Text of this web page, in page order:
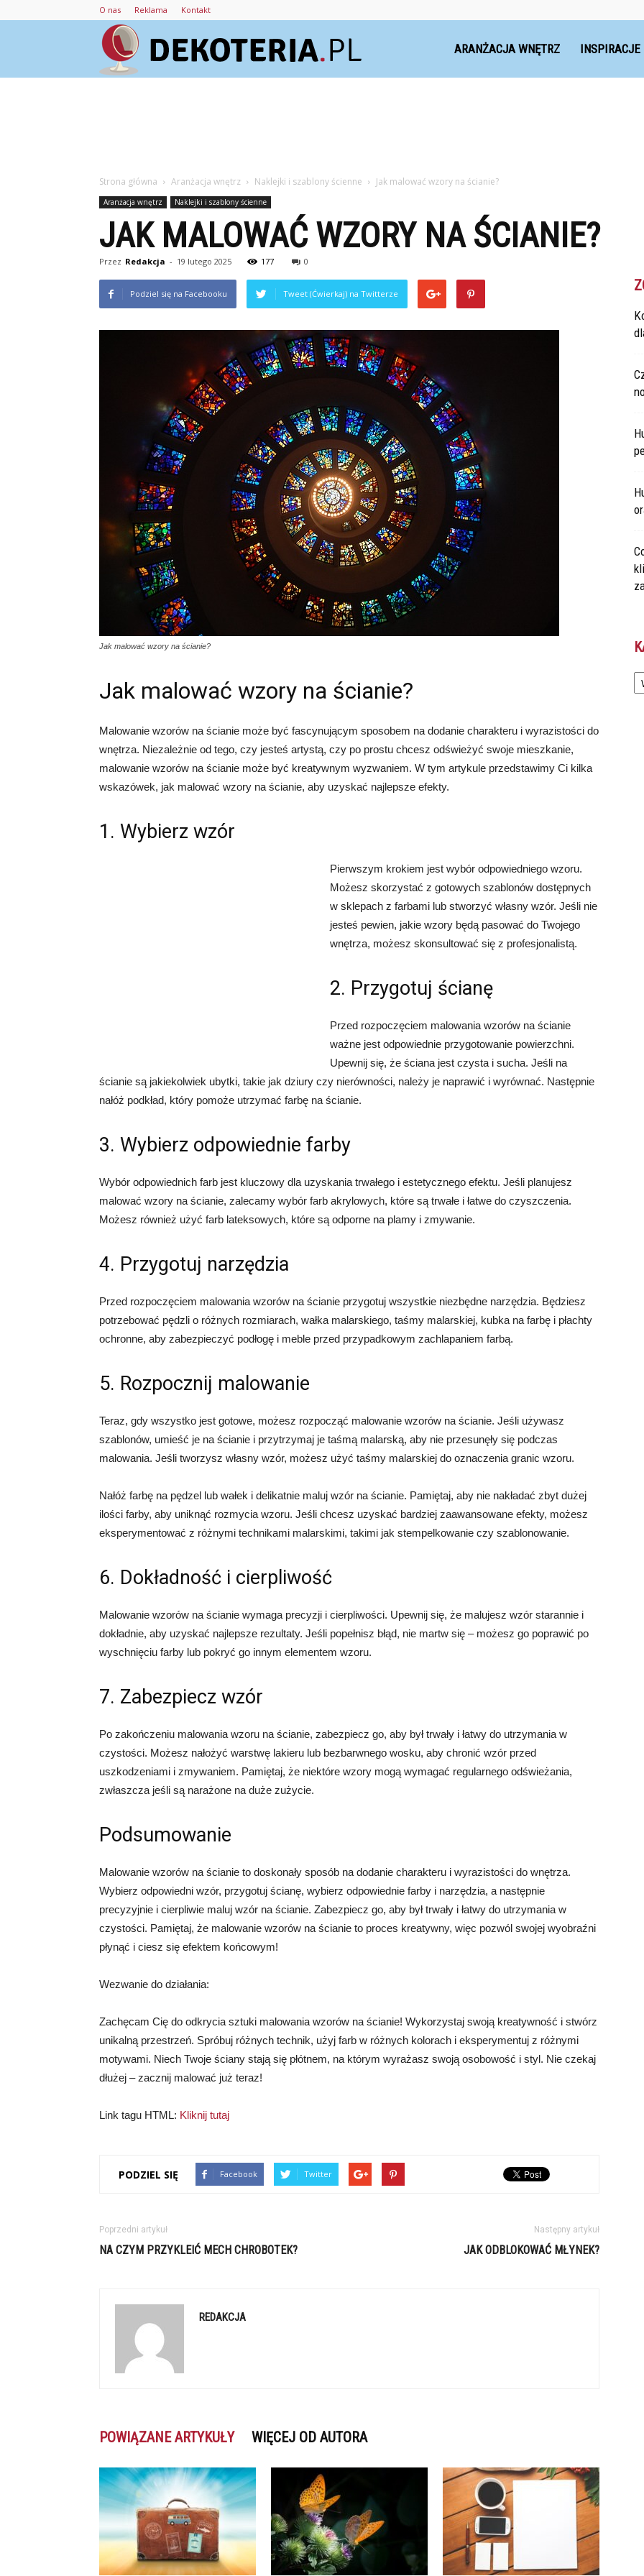
O nas Reklama Kontakt
ARANŻACJA WNĘTRZ INSPIRACJE
Strona główna Aranżacja wnętrz Naklejki i szablony ścienne Jak malować wzory na ścianie?
Aranżacja wnętrz Naklejki i szablony ścienne
JAK MALOWAĆ WZORY NA ŚCIANIE?
Przez Redakcja - 19 lutego 2025 177 0
Podziel się na Facebooku Tweet (Ćwierkaj) na Twitterze
Jak malować wzory na ścianie?
Jak malować wzory na ścianie?
Malowanie wzorów na ścianie może być fascynującym sposobem na dodanie charakteru i wyrazistości do
wnętrza. Niezależnie od tego, czy jesteś artystą, czy po prostu chcesz odświeżyć swoje mieszkanie,
malowanie wzorów na ścianie może być kreatywnym wyzwaniem. W tym artykule przedstawimy Ci kilka
wskazówek, jak malować wzory na ścianie, aby uzyskać najlepsze efekty.
1. Wybierz wzór
Pierwszym krokiem jest wybór odpowiedniego wzoru.
Możesz skorzystać z gotowych szablonów dostępnych
w sklepach z farbami lub stworzyć własny wzór. Jeśli nie
jesteś pewien, jakie wzory będą pasować do Twojego
wnętrza, możesz skonsultować się z profesjonalistą.
2. Przygotuj ścianę
Przed rozpoczęciem malowania wzorów na ścianie
ważne jest odpowiednie przygotowanie powierzchni.
Upewnij się, że ściana jest czysta i sucha. Jeśli na
ścianie są jakiekolwiek ubytki, takie jak dziury czy nierówności, należy je naprawić i wyrównać. Następnie
nałóż podkład, który pomoże utrzymać farbę na ścianie.
3. Wybierz odpowiednie farby
Wybór odpowiednich farb jest kluczowy dla uzyskania trwałego i estetycznego efektu. Jeśli planujesz
malować wzory na ścianie, zalecamy wybór farb akrylowych, które są trwałe i łatwe do czyszczenia.
Możesz również użyć farb lateksowych, które są odporne na plamy i zmywanie.
4. Przygotuj narzędzia
Przed rozpoczęciem malowania wzorów na ścianie przygotuj wszystkie niezbędne narzędzia. Będziesz
potrzebować pędzli o różnych rozmiarach, wałka malarskiego, taśmy malarskiej, kubka na farbę i płachty
ochronne, aby zabezpieczyć podłogę i meble przed przypadkowym zachlapaniem farbą.
5. Rozpocznij malowanie
Teraz, gdy wszystko jest gotowe, możesz rozpocząć malowanie wzorów na ścianie. Jeśli używasz
szablonów, umieść je na ścianie i przytrzymaj je taśmą malarską, aby nie przesunęły się podczas
malowania. Jeśli tworzysz własny wzór, możesz użyć taśmy malarskiej do oznaczenia granic wzoru.
Nałóż farbę na pędzel lub wałek i delikatnie maluj wzór na ścianie. Pamiętaj, aby nie nakładać zbyt dużej
ilości farby, aby uniknąć rozmycia wzoru. Jeśli chcesz uzyskać bardziej zaawansowane efekty, możesz
eksperymentować z różnymi technikami malarskimi, takimi jak stempelkowanie czy szablonowanie.
6. Dokładność i cierpliwość
Malowanie wzorów na ścianie wymaga precyzji i cierpliwości. Upewnij się, że malujesz wzór starannie i
dokładnie, aby uzyskać najlepsze rezultaty. Jeśli popełnisz błąd, nie martw się – możesz go poprawić po
wyschnięciu farby lub pokryć go innym elementem wzoru.
7. Zabezpiecz wzór
Po zakończeniu malowania wzoru na ścianie, zabezpiecz go, aby był trwały i łatwy do utrzymania w
czystości. Możesz nałożyć warstwę lakieru lub bezbarwnego wosku, aby chronić wzór przed
uszkodzeniami i zmywaniem. Pamiętaj, że niektóre wzory mogą wymagać regularnego odświeżania,
zwłaszcza jeśli są narażone na duże zużycie.
Podsumowanie
Malowanie wzorów na ścianie to doskonały sposób na dodanie charakteru i wyrazistości do wnętrza.
Wybierz odpowiedni wzór, przygotuj ścianę, wybierz odpowiednie farby i narzędzia, a następnie
precyzyjnie i cierpliwie maluj wzór na ścianie. Zabezpiecz go, aby był trwały i łatwy do utrzymania w
czystości. Pamiętaj, że malowanie wzorów na ścianie to proces kreatywny, więc pozwól swojej wyobraźni
płynąć i ciesz się efektem końcowym!
Wezwanie do działania:
Zachęcam Cię do odkrycia sztuki malowania wzorów na ścianie! Wykorzystaj swoją kreatywność i stwórz
unikalną przestrzeń. Spróbuj różnych technik, użyj farb w różnych kolorach i eksperymentuj z różnymi
motywami. Niech Twoje ściany stają się płótnem, na którym wyrażasz swoją osobowość i styl. Nie czekaj
dłużej – zacznij malować już teraz!
Link tagu HTML: Kliknij tutaj
PODZIEL SIĘ Facebook Twitter
Poprzedni artykuł
NA CZYM PRZYKLEIĆ MECH CHROBOTEK?
Następny artykuł
JAK ODBLOKOWAĆ MŁYNEK?
REDAKCJA
POWIĄZANE ARTYKUŁY WIĘCEJ OD AUTORA